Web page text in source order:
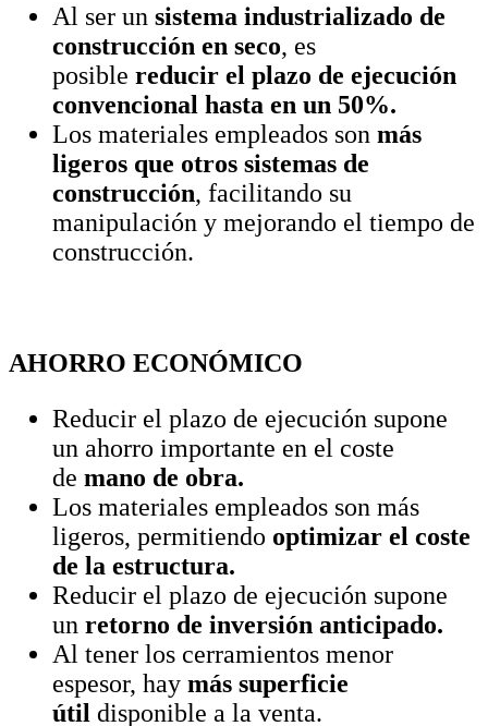
Al ser un sistema industrializado de
construcción en seco, es
posible reducir el plazo de ejecución
convencional hasta en un 50%.
Los materiales empleados son más
ligeros que otros sistemas de
construcción, facilitando su
manipulación y mejorando el tiempo de
construcción.
AHORRO ECONÓMICO
Reducir el plazo de ejecución supone
un ahorro importante en el coste
de mano de obra.
Los materiales empleados son más
ligeros, permitiendo optimizar el coste
de la estructura.
Reducir el plazo de ejecución supone
un retorno de inversión anticipado.
Al tener los cerramientos menor
espesor, hay más superficie
útil disponible a la venta.